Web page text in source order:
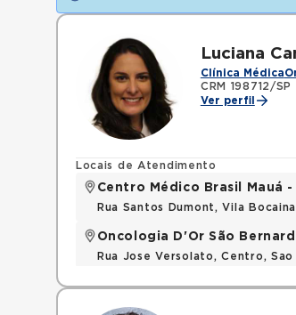
Luciana
Clínica Médica
CRM 198712/SP
Ver perfil
Locais de Atendimento
Centro Médico Brasil Mauá
Rua Santos Dumont, Vila
Oncologia D'Or São
Rua Jose Versolato, Centro,